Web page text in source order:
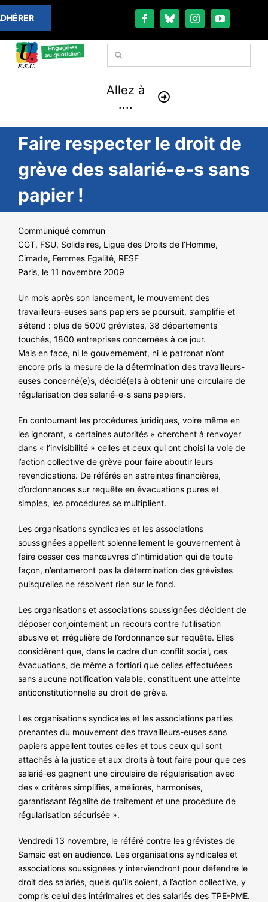
Passer
au
contenu
Rechercher:
Allez à
....
À LA UNE
THÉMATIQUES
LA VIE FÉDÉRALE
COMMUNIQUÉS
NOS ACTIONS
Faire respecter le droit de
grève des salarié-e-s sans
papier !
Communiqué commun
CGT, FSU, Solidaires, Ligue des Droits de l’Homme,
Cimade, Femmes Egalité, RESF
Paris, le 11 novembre 2009
Un mois après son lancement, le mouvement des
travailleurs-euses sans papiers se poursuit, s’amplifie et
s’étend : plus de 5000 grévistes, 38 départements
touchés, 1800 entreprises concernées à ce jour.
Mais en face, ni le gouvernement, ni le patronat n’ont
encore pris la mesure de la détermination des travailleurs-
euses concerné(e)s, décidé(e)s à obtenir une circulaire de
régularisation des salarié-e-s sans papiers.
En contournant les procédures juridiques, voire même en
les ignorant, « certaines autorités » cherchent à renvoyer
dans « l’invisibilité » celles et ceux qui ont choisi la voie de
l’action collective de grève pour faire aboutir leurs
revendications. De référés en astreintes financières,
d’ordonnances sur requête en évacuations pures et
simples, les procédures se multiplient.
Les organisations syndicales et les associations
soussignées appellent solennellement le gouvernement à
faire cesser ces manœuvres d’intimidation qui de toute
façon, n’entameront pas la détermination des grévistes
puisqu’elles ne résolvent rien sur le fond.
Les organisations et associations soussignées décident de
déposer conjointement un recours contre l’utilisation
abusive et irrégulière de l’ordonnance sur requête. Elles
considèrent que, dans le cadre d’un conflit social, ces
évacuations, de même a fortiori que celles effectuéees
sans aucune notification valable, constituent une atteinte
anticonstitutionnelle au droit de grève.
Les organisations syndicales et les associations parties
prenantes du mouvement des travailleurs-euses sans
papiers appellent toutes celles et tous ceux qui sont
attachés à la justice et aux droits à tout faire pour que ces
salarié-es gagnent une circulaire de régularisation avec
des « critères simplifiés, améliorés, harmonisés,
garantissant l’égalité de traitement et une procédure de
régularisation sécurisée ».
Vendredi 13 novembre, le référé contre les grévistes de
Samsic est en audience. Les organisations syndicales et
associations soussignées y interviendront pour défendre le
droit des salariés, quels qu’ils soient, à l’action collective, y
compris celui des intérimaires et des salariés des TPE-PME.